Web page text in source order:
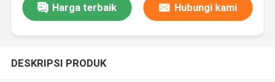
Harga terbaik Hubungi kami
DESKRIPSI PRODUK